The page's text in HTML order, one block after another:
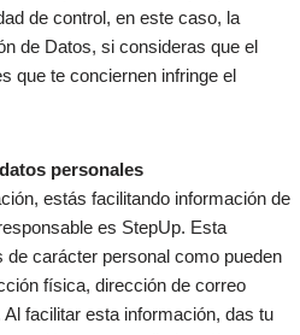
de control, en este caso, la
de Datos, si consideras que el
que te conciernen infringe el
personales
estás facilitando información de
es StepUp. Esta
de carácter personal como pueden
física, dirección de correo
facilitar esta información, das tu